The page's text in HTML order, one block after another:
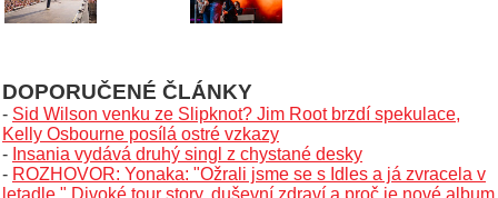
DOPORUČENÉ ČLÁNKY
- Sid Wilson venku ze Slipknot? Jim Root brzdí spekulace,
Kelly Osbourne posílá ostré vzkazy
- Insania vydává druhý singl z chystané desky
- ROZHOVOR: Yonaka: "Ožrali jsme se s Idles a já zvracela v